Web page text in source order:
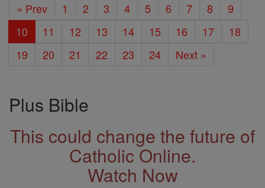
« Prev 1 2 3 4 5 6 7 8
9
10
11 12 13 14 15 16 17
18
19
20 21 22 23 24 Next »
Plus Bible
This could change the future of
Catholic Online.
Watch Now